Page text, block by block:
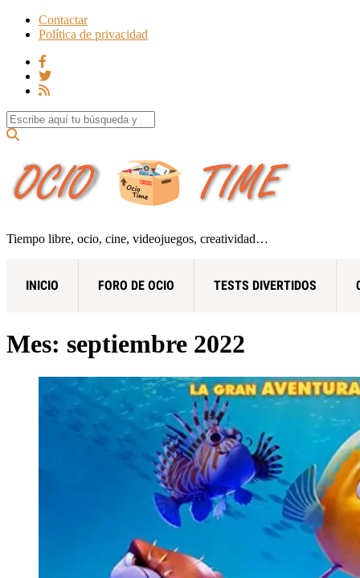
Contactar
Política de privacidad
Search for:
Tiempo libre, ocio, cine, videojuegos, creatividad…
INICIO FORO DE OCIO TESTS DIVERTIDOS
Mes: septiembre 2022